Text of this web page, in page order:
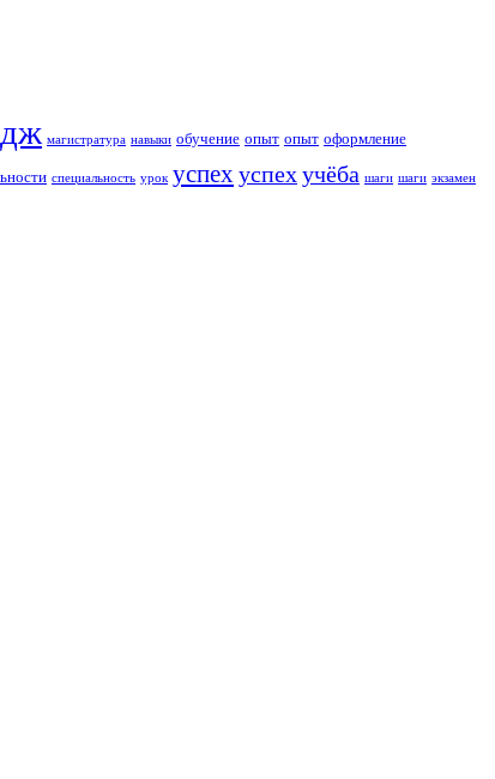
магистратура навыки обучение опыт опыт оформление
специальность урок успех успехучёба шаги шаги экзамен